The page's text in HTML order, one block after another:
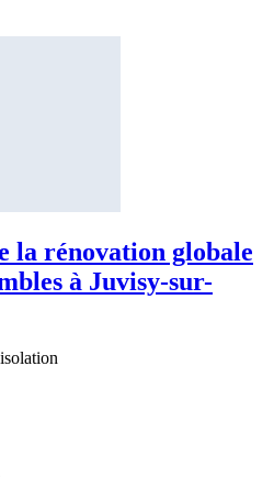
la rénovation globale
à Juvisy-sur-